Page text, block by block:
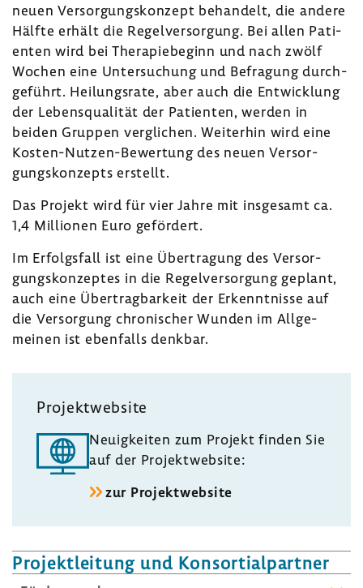
neuen Versor­gungs­kon­zept behan­delt, die andere
Hälfte erhält die Regel­ver­sor­gung. Bei allen Pati­
enten wird bei Thera­pie­be­ginn und nach zwölf
Wochen eine Unter­su­chung und Befra­gung durch­
ge­führt. Heilungs­rate, aber auch die Entwick­lung
der Lebens­qua­lität der Pati­enten, werden in
beiden Gruppen vergli­chen. Weiterhin wird eine
Kosten-​Nutzen-Bewertung des neuen Versor­
gungs­kon­zepts erstellt.
Das Projekt wird für vier Jahre mit insge­samt ca.
1,4 Millionen Euro geför­dert.
Im Erfolgs­fall ist eine Über­tra­gung des Versor­
gungs­kon­zeptes in die Regel­ver­sor­gung geplant,
auch eine Über­trag­bar­keit der Erkennt­nisse auf
die Versor­gung chro­ni­scher Wunden im Allge­
meinen ist eben­falls denkbar.
Projekt­web­site
Neuig­keiten zum Projekt finden Sie
auf der Projekt­web­site:
zur Projekt­web­site
Projekt­lei­tung und Konsor­ti­al­partner